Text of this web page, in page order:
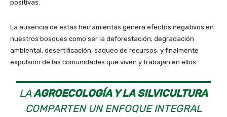
positivas.
La ausencia de estas herramientas genera efectos negativos en
nuestros bosques como ser la deforestación, degradación
ambiental, desertificación, saqueo de recursos, y finalmente
expulsión de las comunidades que viven y trabajan en ellos.
LAAGROECOLOGÍA Y LA SILVICULTURA
COMPARTEN UN ENFOQUE INTEGRAL